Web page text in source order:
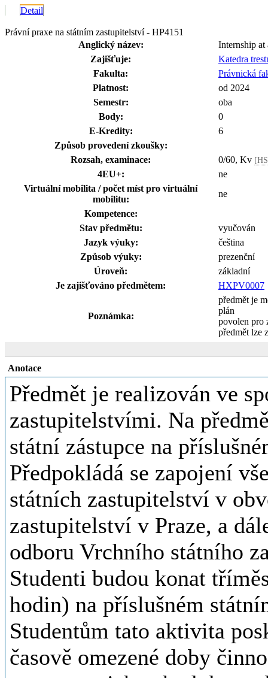
Detail
Právní praxe na státním zastupitelství - HP4151
Anglický název:
Internship at
Zajišťuje:
Katedra
Fakulta:
Právnická
Platnost:
od 2024
Semestr:
oba
Body:
0
E-Kredity:
6
Způsob provedení zkoušky:
Rozsah, examinace:
0/60, Kv
4EU+:
ne
Virtuální mobilita / počet míst pro virtuální
mobilitu:
ne
Kompetence:
Stav předmětu:
vyučován
Jazyk výuky:
čeština
Způsob výuky:
prezenční
Úroveň:
základní
Je zajišťováno předmětem:
HXPV0007
Poznámka:
předmět je
plán
povolen pro
předmět lze
Anotace
Předmět je realizován ve
zastupitelstvími. Na
státní zástupce na
Předpokládá se zapojení
státních zastupitelství v
zastupitelství v Praze, a
odboru Vrchního státního
Studenti budou konat
hodin) na příslušném
Studentům tato aktivita
časově omezené doby